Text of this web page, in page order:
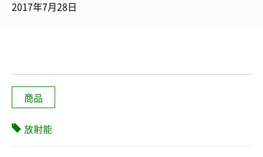
2017年7月28日
商品
放射能